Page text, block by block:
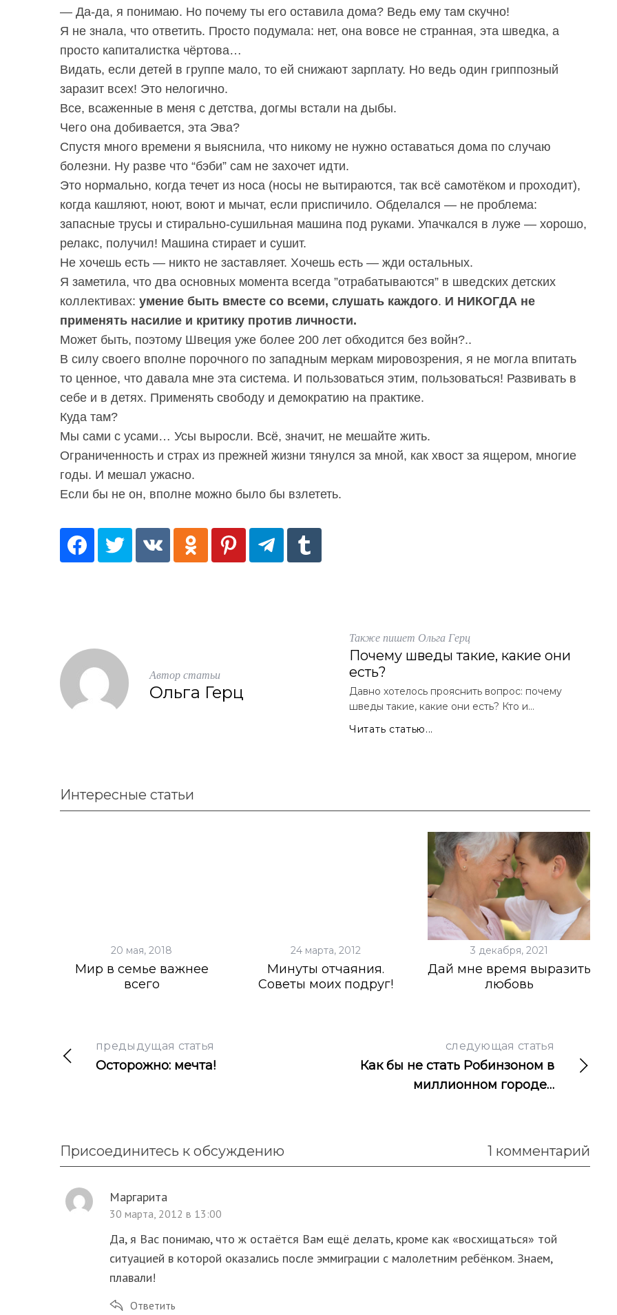
— Да-да, я понимаю. Но почему ты его оставила дома? Ведь ему там скучно!
Я не знала, что ответить. Просто подумала: нет, она вовсе не странная, эта шведка, а
просто капиталистка чёртова…
Видать, если детей в группе мало, то ей снижают зарплату. Но ведь один гриппозный
заразит всex! Это нелогично.
Все, всаженные в меня с детства, догмы встали на дыбы.
Чего она добивается, эта Эва?
Спустя много времени я выяснила, что никому не нужно оставаться дома по случаю
болезни. Ну разве что “бэби” сам не захочет идти.
Это нормально, когда течет из носа (носы не вытираются, так всё самотёком и проходит),
когда кашляют, ноют, воют и мычат, если приспичило. Обделался — не проблема:
запасные трусы и стирально-сушильная машина под руками. Упачкался в луже — хорошо,
релакс, получил! Машина стирает и сушит.
Не хочешь есть — никто не заставляет. Хочешь есть — жди остальных.
Я заметила, что два основных момента всегда ”отрабатываются” в шведских детских
коллективах: умение быть вместе со всеми, слушать каждого. И НИКОГДА не
применять насилие и критику против личности.
Может быть, поэтому Швеция уже болeе 200 лет обходится без войн?..
В силу своего вполне порочного по западным меркам мировозрения, я не могла впитать
то ценное, что давала мне эта система. И пользоваться этим, пользоваться! Развивать в
себе и в детях. Применять свободу и демократию на практике.
Куда там?
Мы сами с усами… Усы выросли. Всё, значит, не мешайте жить.
Ограниченность и страх из прежней жизни тянулся за мной, как хвост за ящером, многие
годы. И мешал ужасно.
Если бы не он, вполне можно было бы взлететь.
Автор статьи
Ольга Герц
Также пишет Ольга Герц
Почему шведы такие, какие они
есть?
Давно хотелось прояснить вопрос: почему
шведы такие, какие они есть? Кто и...
Читать статью...
Интересные статьи
20 мая, 2018
Мир в семье важнее
всего
24 марта, 2012
Минуты отчаяния.
Советы моих подруг!
3 декабря, 2021
Дай мне время выразить
любовь
предыдущая статья
Осторожно: мечта!
следующая статья
Как бы не стать Робинзоном в
миллионном городе…
Присоединитесь к обсуждению 1 комментарий
Маргарита
30 марта, 2012 в 13:00
Да, я Вас понимаю, что ж остаётся Вам ещё делать, кроме как «восхищаться» той
ситуацией в которой оказались после эммиграции с малолетним ребёнком. Знаем,
плавали!
Ответить
S
e
a
c
h
f
o
:
По авторам